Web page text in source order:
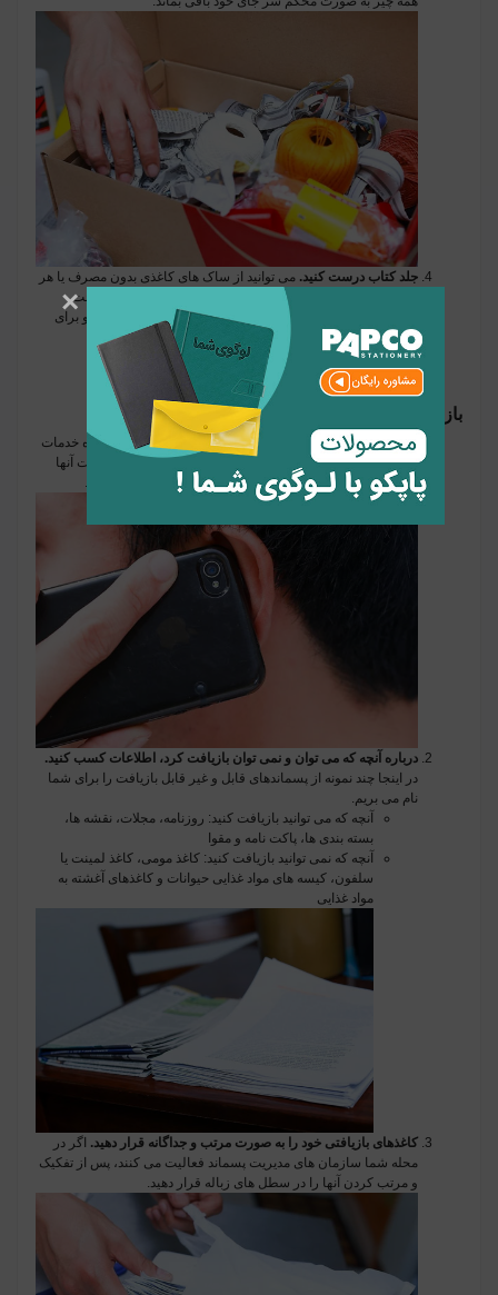
جلد کتاب درست کنید. می توانید از ساک های کاغذی بدون مصرف یا هر
نوع کاغذی برای تهیه جلد کتابهای قدیمی، جدید و با جلدهای سخت
استفاده کنید. این عمل برای کتابهای نو باعث تمیز ماندن شده و برای
کتابهای قدیمی پوششی برای جلد کهنه آنها محسوب می شود.
بازیافت از طریق یک سازمان مدیریت پسماند
با شرکت مدیریت پسماند محله خود تماس بگیرید. از آنها درباره خدمات
بازیافتی موجود و مراکز بازیافت در منطقه بپرسید و از اطلاعات آنها
درباره آنچه که می توان و نمی توان بازیافت کرد، استفاده کنید.
درباره آنچه که می توان و نمی توان بازیافت کرد، اطلاعات کسب کنید.
در اینجا چند نمونه از پسماندهای قابل و غیر قابل بازیافت را برای شما
نام می بریم.
آنچه که می توانید بازیافت کنید: روزنامه، مجلات، نقشه ها،
بسته بندی ها، پاکت نامه و مقوا
آنچه که نمی توانید بازیافت کنید: کاغذ مومی، کاغذ لمینت یا
سلفون، کیسه های مواد غذایی حیوانات و کاغذهای آغشته به
مواد غذایی
کاغذهای بازیافتی خود را به صورت مرتب و جداگانه قرار دهید. اگر در
محله شما سازمان های مدیریت پسماند فعالیت می کنند، پس از تفکیک
و مرتب کردن آنها را در سطل های زباله قرار دهید.
×